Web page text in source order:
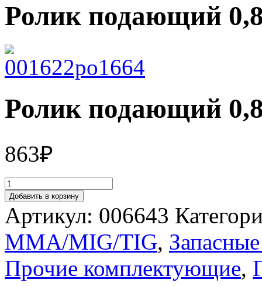
Ролик подающий
Ролик подающий
863₽
Добавить в корзину
Артикул: 006643
MMA/MIG/TIG,
Прочие комплектующие,